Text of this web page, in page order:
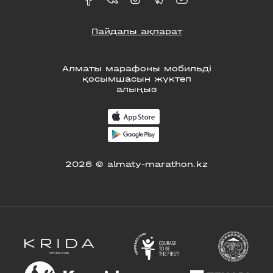
Алматы марафоны мобильді
қосымшасын жүктеп
алыңыз
2026 © almaty-marathon.kz
Пайдалы ақпарат